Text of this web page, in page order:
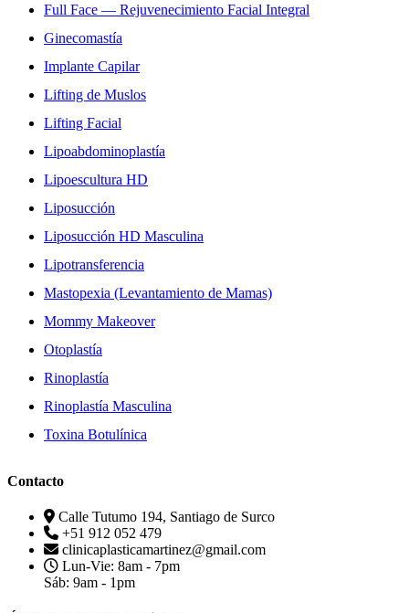
Full Face — Rejuvenecimiento Facial Integral
Ginecomastía
Implante Capilar
Lifting de Muslos
Lifting Facial
Lipoabdominoplastía
Lipoescultura HD
Liposucción
Liposucción HD Masculina
Lipotransferencia
Mastopexia (Levantamiento de Mamas)
Mommy Makeover
Otoplastía
Rinoplastía
Rinoplastía Masculina
Toxina Botulínica
Contacto
Calle Tutumo 194, Santiago de Surco
+51 912 052 479
clinicaplasticamartinez@gmail.com
Lun-Vie: 8am - 7pm
Sáb: 9am - 1pm